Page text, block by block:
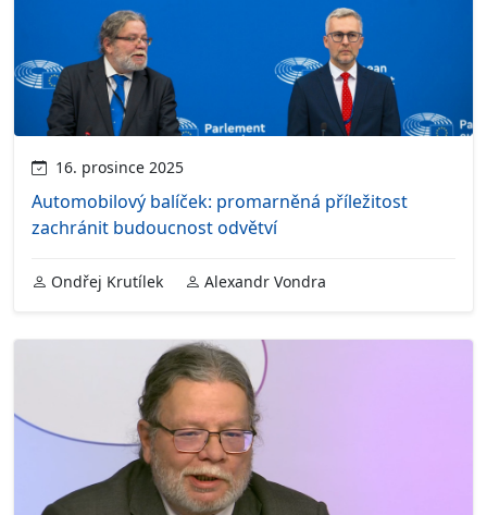
16. prosince 2025
Automobilový balíček: promarněná příležitost
zachránit budoucnost odvětví
Ondřej Krutílek Alexandr Vondra